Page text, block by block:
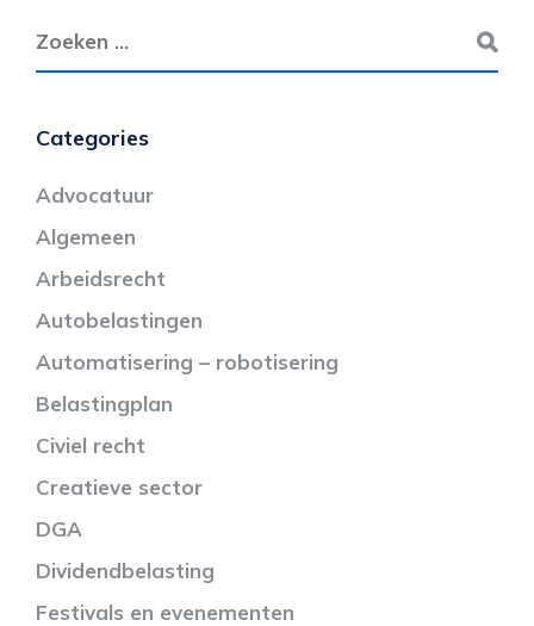
Categories
Advocatuur
Algemeen
Arbeidsrecht
Autobelastingen
Automatisering – robotisering
Belastingplan
Civiel recht
Creatieve sector
DGA
Dividendbelasting
Festivals en evenementen